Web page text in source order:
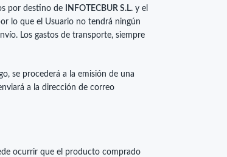
por destino de
INFOTECBUR S.L. y el
lo que el Usuario no tendrá ningún
Los gastos de transporte, siempre
se procederá a la emisión de una
a la dirección de correo
ocurrir que el producto comprado